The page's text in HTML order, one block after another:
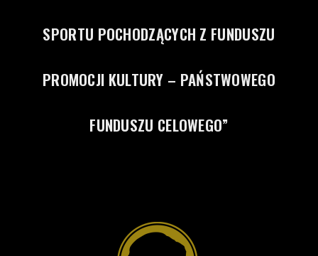
SPORTU POCHODZĄCYCH Z FUNDUSZU
PROMOCJI KULTURY – PAŃSTWOWEGO
FUNDUSZU CELOWEGO”